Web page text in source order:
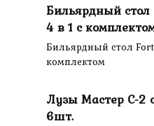
Бильярдный
4 в 1 с
Бильярдный стол
комплектом
Лузы Мастер C-2
6шт.